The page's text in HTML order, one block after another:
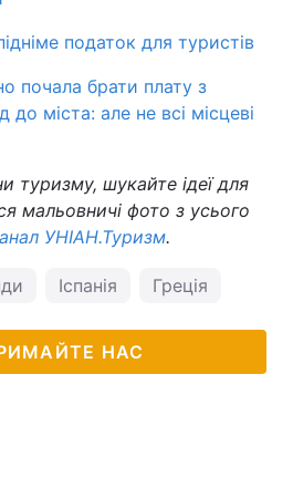
податок для туристів
почала брати плату з
до міста: але не всі місцеві
туризму, шукайте ідеї для
мальовничі фото з усього
УНІАН.Туризм.
Іспанія Греція
НАС